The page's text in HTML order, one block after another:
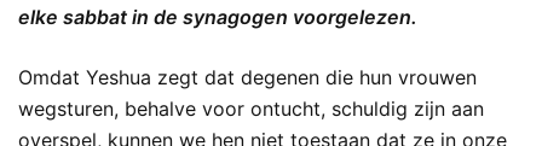
elke sabbat in de synagogen voorgelezen.
Omdat Yeshua zegt dat degenen die hun vrouwen
wegsturen, behalve voor ontucht, schuldig zijn aan
overspel, kunnen we hen niet toestaan dat ze in onze